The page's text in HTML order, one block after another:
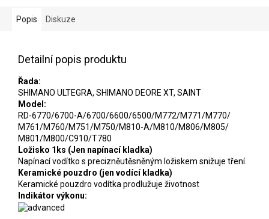
Popis Diskuze
Detailní popis produktu
Řada:
SHIMANO ULTEGRA, SHIMANO DEORE XT, SAINT
Model:
RD-6770/6700-A/6700/6600/6500/M772/M771/M770/
M761/M760/M751/M750/M810-A/M810/M806/M805/
M801/M800/C910/T780
Ložisko 1ks (Jen napínací kladka)
Napínací vodítko s precizněutěsněným ložiskem snižuje tření.
Keramické pouzdro (jen vodící kladka)
Keramické pouzdro vodítka prodlužuje životnost
Indikátor výkonu: